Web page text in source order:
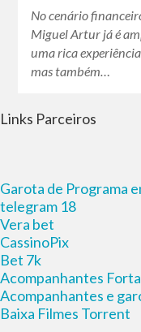
No cenário
Miguel Artur já é
uma rica
mas também…
Links Parceiros
Garota de Programa
telegram 18
Vera bet
CassinoPix
Bet 7k
Acompanhantes
Acompanhantes e
Baixa Filmes Torrent